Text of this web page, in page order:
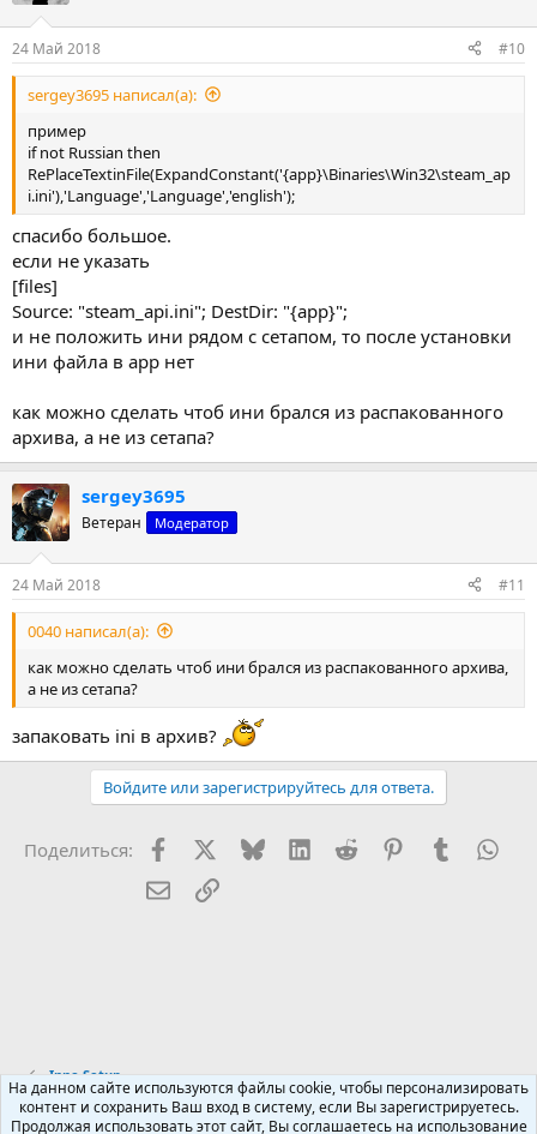
24 Май 2018 #10
sergey3695 написал(а):
пример
if not Russian then
RePlaceTextinFile(ExpandConstant('{app}\Binaries\Win32\steam_ap
i.ini'),'Language','Language','english');
спасибо большое.
если не указать
[files]
Source: "steam_api.ini"; DestDir: "{app}";
и не положить ини рядом с сетапом, то после установки
ини файла в арр нет
как можно сделать чтоб ини брался из распакованного
архива, а не из сетапа?
sergey3695
Ветеран Модератор
24 Май 2018 #11
0040 написал(а):
как можно сделать чтоб ини брался из распакованного архива,
а не из сетапа?
запаковать ini в архив?
Войдите или зарегистрируйтесь для ответа.
Поделиться: FacebookX (Twitter)
BlueskyLinkedInReddit PinterestTumblr
Электронная почта
Ссылка
Inno Setup
Russian (RU)
На данном сайте используются файлы cookie, чтобы персонализировать
контент и сохранить Ваш вход в систему, если Вы зарегистрируетесь.
Продолжая использовать этот сайт, Вы соглашаетесь на использование